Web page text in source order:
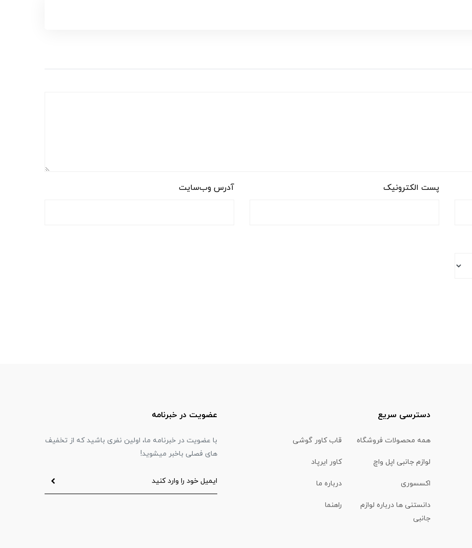
پست الکترونیک آدرس وب‌سایت
دسترسی سریع
همه محصولات فروشگاه قاب کاور گوشی
لوازم جانبی اپل واچ کاور ایرپاد
اکسسوری درباره ما
دانستنی ها درباره لوازم
جانبی
راهنما
عضویت در خبرنامه
با عضویت در خبرنامه ما، اولین نفری باشید که از تخفیف
های فصلی باخبر میشوید!